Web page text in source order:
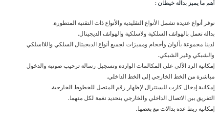
أهم ما يميز بدالة خيطان :
نوفر أنواع عديدة تشمل الأنواع التقليدية والأنواع ذات التقنية المتطورة.
بدالة تعمل بالهواتف السلكية ولاسلكية والهواتف الديجيتال.
لدينا مجموعة بألوان وأحجام ومميزات لجميع أنواع الديجيتال السلكي واللااسلكي
والشبكي وغير الشبكي.
إمكانية الرد الآلي على المكالمات الواردة وتسجيل رسالة ترحيب صوتية والدخول
مباشرة من الخط الخارجي إلى الخط الداخلي.
إمكانية إدخال كارت للسنترال لإظهار رقم المتصل للخطوط الخارجية.
التفريق بين الاتصال الداخلي والخارجي بتحديد نغمة لكل منهما.
إمكانية ربط عدة بدالات مع بعضها.